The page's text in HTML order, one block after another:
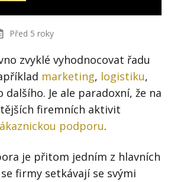
Před 5 roky
zvyklé vyhodnocovat řadu
marketing, logistiku,
dalšího. Je ale paradoxní, že na
firemních aktivit
podporu.
je přitom jedním z hlavních
firmy setkávají se svými